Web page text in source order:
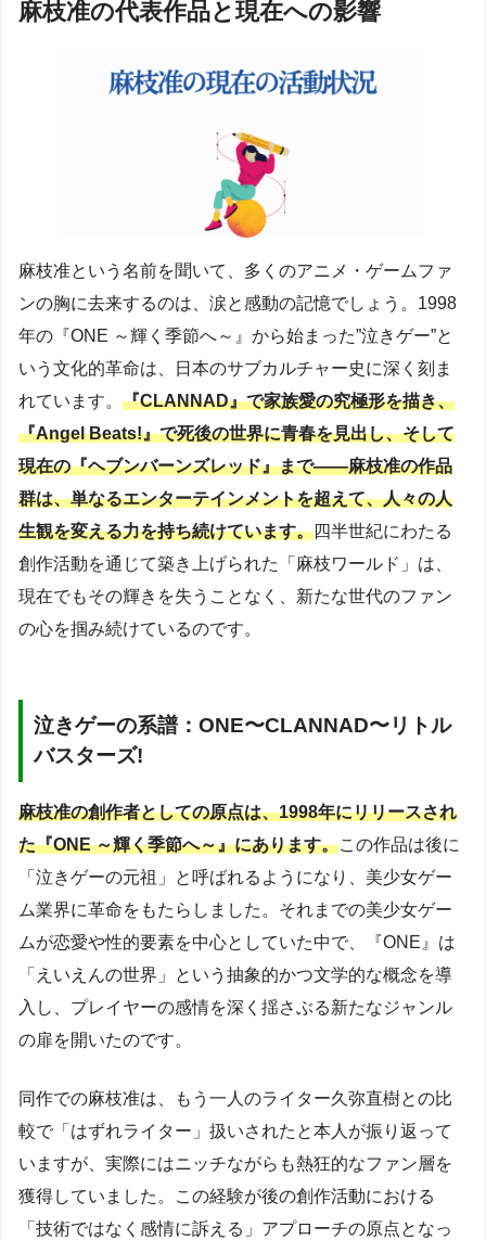
麻枝准の代表作品と現在への影響
麻枝准という名前を聞いて、多くのアニメ・ゲームファ
ンの胸に去来するのは、涙と感動の記憶でしょう。1998
年の『ONE ～輝く季節へ～』から始まった”泣きゲー”と
いう文化的革命は、日本のサブカルチャー史に深く刻ま
れています。 『CLANNAD』で家族愛の究極形を描き、
『Angel Beats!』で死後の世界に青春を見出し、そして
現在の『ヘブンバーンズレッド』まで——麻枝准の作品
群は、単なるエンターテインメントを超えて、人々の人
生観を変える力を持ち続けています。四半世紀にわたる
創作活動を通じて築き上げられた「麻枝ワールド」は、
現在でもその輝きを失うことなく、新たな世代のファン
の心を掴み続けているのです。
泣きゲーの系譜：ONE〜CLANNAD〜リトル
バスターズ!
麻枝准の創作者としての原点は、1998年にリリースされ
た『ONE ～輝く季節へ～』にあります。この作品は後に
「泣きゲーの元祖」と呼ばれるようになり、美少女ゲー
ム業界に革命をもたらしました。それまでの美少女ゲー
ムが恋愛や性的要素を中心としていた中で、『ONE』は
「えいえんの世界」という抽象的かつ文学的な概念を導
入し、プレイヤーの感情を深く揺さぶる新たなジャンル
の扉を開いたのです。
同作での麻枝准は、もう一人のライター久弥直樹との比
較で「はずれライター」扱いされたと本人が振り返って
いますが、実際にはニッチながらも熱狂的なファン層を
獲得していました。この経験が後の創作活動における
「技術ではなく感情に訴える」アプローチの原点となっ